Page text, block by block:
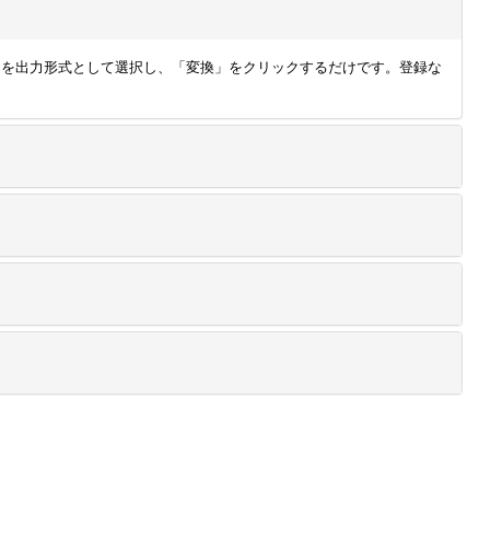
出力形式として選択し、「変換」をクリックするだけです。登録な